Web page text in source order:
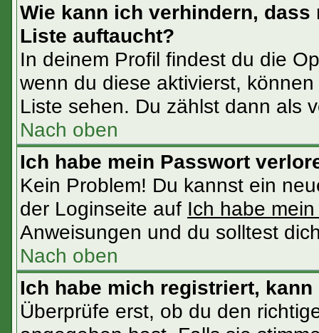
Wie kann ich verhindern,
Liste auftaucht?
In deinem Profil findest du die
wenn du diese aktivierst,
Liste sehen. Du zählst dann als
Nach oben
Ich habe mein Passwort
Kein Problem! Du kannst ein
der Loginseite auf Ich habe
Anweisungen und du solltest
Nach oben
Ich habe mich registriert,
Überprüfe erst, ob du den